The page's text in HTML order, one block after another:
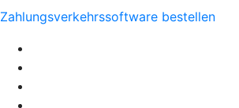
Zahlungsverkehrssoftware bestellen